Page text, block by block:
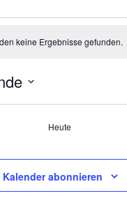
keine Ergebnisse gefunden.
Heute
Kalender abonnieren